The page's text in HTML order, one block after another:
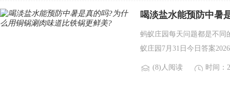
喝淡盐水能预防中暑
蚂蚁庄园每天问题都是不同
蚁庄园7月31日今日答案
(8)人阅读 时间：